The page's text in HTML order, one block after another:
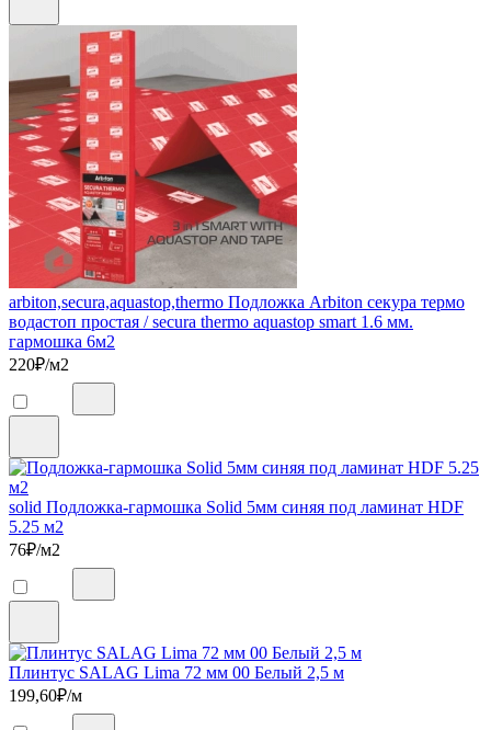
arbiton,secura,aquastop,thermo Подложка Arbiton секура термо
водастоп простая / secura thermo aquastop smart 1.6 мм.
гармошка 6м2
220₽/м2
solid Подложка-гармошка Solid 5мм синяя под ламинат HDF
5.25 м2
76₽/м2
Плинтус SALAG Lima 72 мм 00 Белый 2,5 м
199,60₽/м